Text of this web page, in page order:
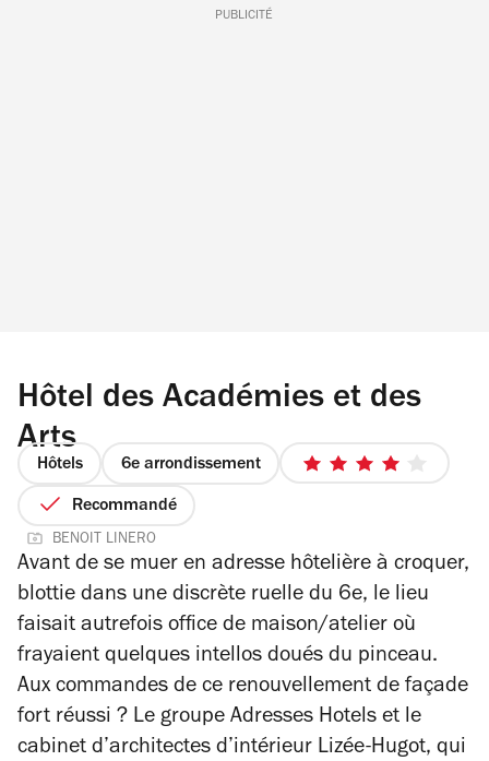
PUBLICITÉ
Hôtel des Académies et des
Arts
Hôtels 6e arrondissement
4
étoiles
Recommandé
BENOIT LINERO
Avant de se muer en adresse hôtelière à croquer,
blottie dans une discrète ruelle du 6e, le lieu
faisait autrefois office de maison/atelier où
frayaient quelques intellos doués du pinceau.
Aux commandes de ce renouvellement de façade
fort réussi ? Le groupe Adresses Hotels et le
cabinet d’architectes d’intérieur Lizée-Hugot, qui